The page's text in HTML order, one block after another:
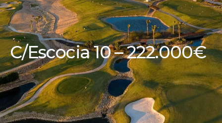
C/Escocia 10 – 222.000€